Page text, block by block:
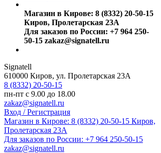
Магазин в Кирове: 8 (8332) 20-50-15
Киров, Пролетарская 23А
Для заказов по России: +7 964 250-
50-15 zakaz@signatell.ru
Signatell
610000 Киров, ул. Пролетарская 23А
8 (8332) 20-50-15
пн-пт с 9.00 до 18.00
zakaz@signatell.ru
Вход / Регистрация
Магазин в Кирове: 8 (8332) 20-50-15 Киров,
Пролетарская 23А
Для заказов по России: +7 964 250-50-15
zakaz@signatell.ru